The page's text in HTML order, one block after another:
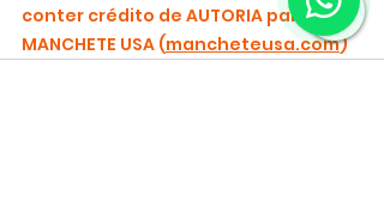
conter crédito de AUTORIA para
MANCHETE USA (mancheteusa.com)